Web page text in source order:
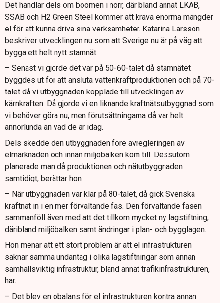
Det handlar dels om boomen i norr, där bland annat LKAB,
SSAB och H2 Green Steel kommer att kräva enorma mängder
el för att kunna driva sina verksamheter. Katarina Larsson
beskriver utvecklingen nu som att Sverige nu är på väg att
bygga ett helt nytt stamnät.
– Senast vi gjorde det var på 50-60-talet då stamnätet
byggdes ut för att ansluta vattenkraftproduktionen och på 70-
talet då vi utbyggnaden kopplade till utvecklingen av
kärnkraften. Då gjorde vi en liknande kraftnätsutbyggnad som
vi behöver göra nu, men förutsättningarna då var helt
annorlunda än vad de är idag.
Dels skedde den utbyggnaden före avregleringen av
elmarknaden och innan miljöbalken kom till. Dessutom
planerade man då produktionen och nätutbyggnaden
samtidigt, berättar hon.
– När utbyggnaden var klar på 80-talet, då gick Svenska
kraftnät in i en mer förvaltande fas. Den förvaltande fasen
sammanföll även med att det tillkom mycket ny lagstiftning,
däribland miljöbalken samt ändringar i plan- och bygglagen.
Hon menar att ett stort problem är att el infrastrukturen
saknar samma undantag i olika lagstiftningar som annan
samhällsviktig infrastruktur, bland annat trafikinfrastrukturen,
har.
– Det blev en obalans för el infrastrukturen kontra annan